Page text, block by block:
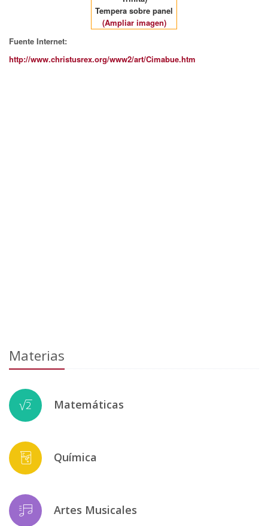
Tempera sobre panel
(Ampliar imagen)
Fuente Internet:
http://www.christusrex.org/www2/art/Cimabue.htm
Materias
Matemáticas
Química
Artes Musicales